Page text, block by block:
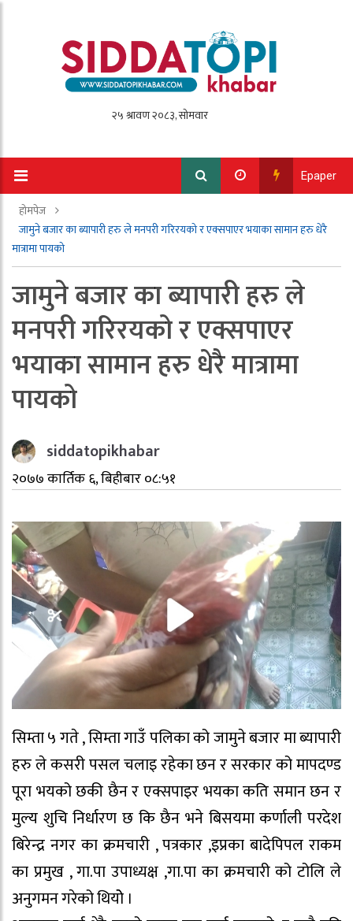
Epaper
होमपेज
जामुने बजार का ब्यापारी हरु ले मनपरी गरिरयको र एक्सपाएर भयाका सामान हरु धेरै
मात्रामा पायको
जामुने बजार का ब्यापारी हरु ले
मनपरी गरिरयको र एक्सपाएर
भयाका सामान हरु धेरै मात्रामा
पायको
siddatopikhabar
२०७७ कार्तिक ६, बिहीबार ०८:५१
सिम्ता ५ गते , सिम्ता गाउँ पलिका को जामुने बजार मा ब्यापारी
हरु ले कसरी पसल चलाइ रहेका छन र सरकार को मापदण्ड
पूरा भयको छकी छैन र एक्सपाइर भयका कति समान छन र
मुल्य शुचि निर्धारण छ कि छैन भने बिसयमा कर्णाली परदेश
बिरेन्द्र नगर का क्रमचारी , पत्रकार ,इप्रका बादेपिपल राकम
का प्रमुख , गा.पा उपाध्यक्ष ,गा.पा का क्रमचारी को टोलि ले
अनुगमन गरेको थियोे ।